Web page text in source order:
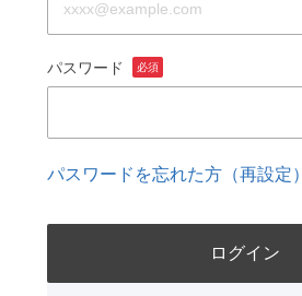
パスワード 必須
パスワードを忘れた方（再設定）